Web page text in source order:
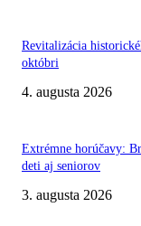
Revitalizácia
októbri
4. augusta 2026
Extrémne horúčavy:
deti aj seniorov
3. augusta 2026